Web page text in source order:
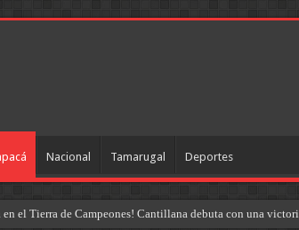
Nacional Tamarugal Deportes
en el Tierra de Campeones! Cantillana debuta con una